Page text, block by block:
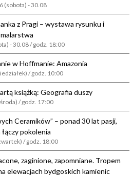
(sobota) - 30.08
z Pragi – wystawa rysunku i
malarstwa
- 30.08 / godz. 18:00
w Hoffmanie: Amazonia
/ godz. 10:00
książką: Geografia duszy
/ godz. 17:00
Ceramików” – ponad 30 lat pasji,
pokolenia
/ godz. 18:00
zaginione, zapomniane. Tropem
elewacjach bydgoskich kamienic